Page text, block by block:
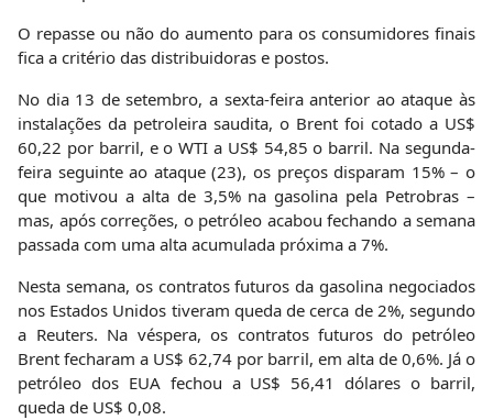
O repasse ou não do aumento para os consumidores finais
fica a critério das distribuidoras e postos.
No dia 13 de setembro, a sexta-feira anterior ao ataque às
instalações da petroleira saudita, o Brent foi cotado a US$
60,22 por barril, e o WTI a US$ 54,85 o barril. Na segunda-
feira seguinte ao ataque (23), os preços disparam 15% – o
que motivou a alta de 3,5% na gasolina pela Petrobras –
mas, após correções, o petróleo acabou fechando a semana
passada com uma alta acumulada próxima a 7%.
Nesta semana, os contratos futuros da gasolina negociados
nos Estados Unidos tiveram queda de cerca de 2%, segundo
a Reuters. Na véspera, os contratos futuros do petróleo
Brent fecharam a US$ 62,74 por barril, em alta de 0,6%. Já o
petróleo dos EUA fechou a US$ 56,41 dólares o barril,
queda de US$ 0,08.